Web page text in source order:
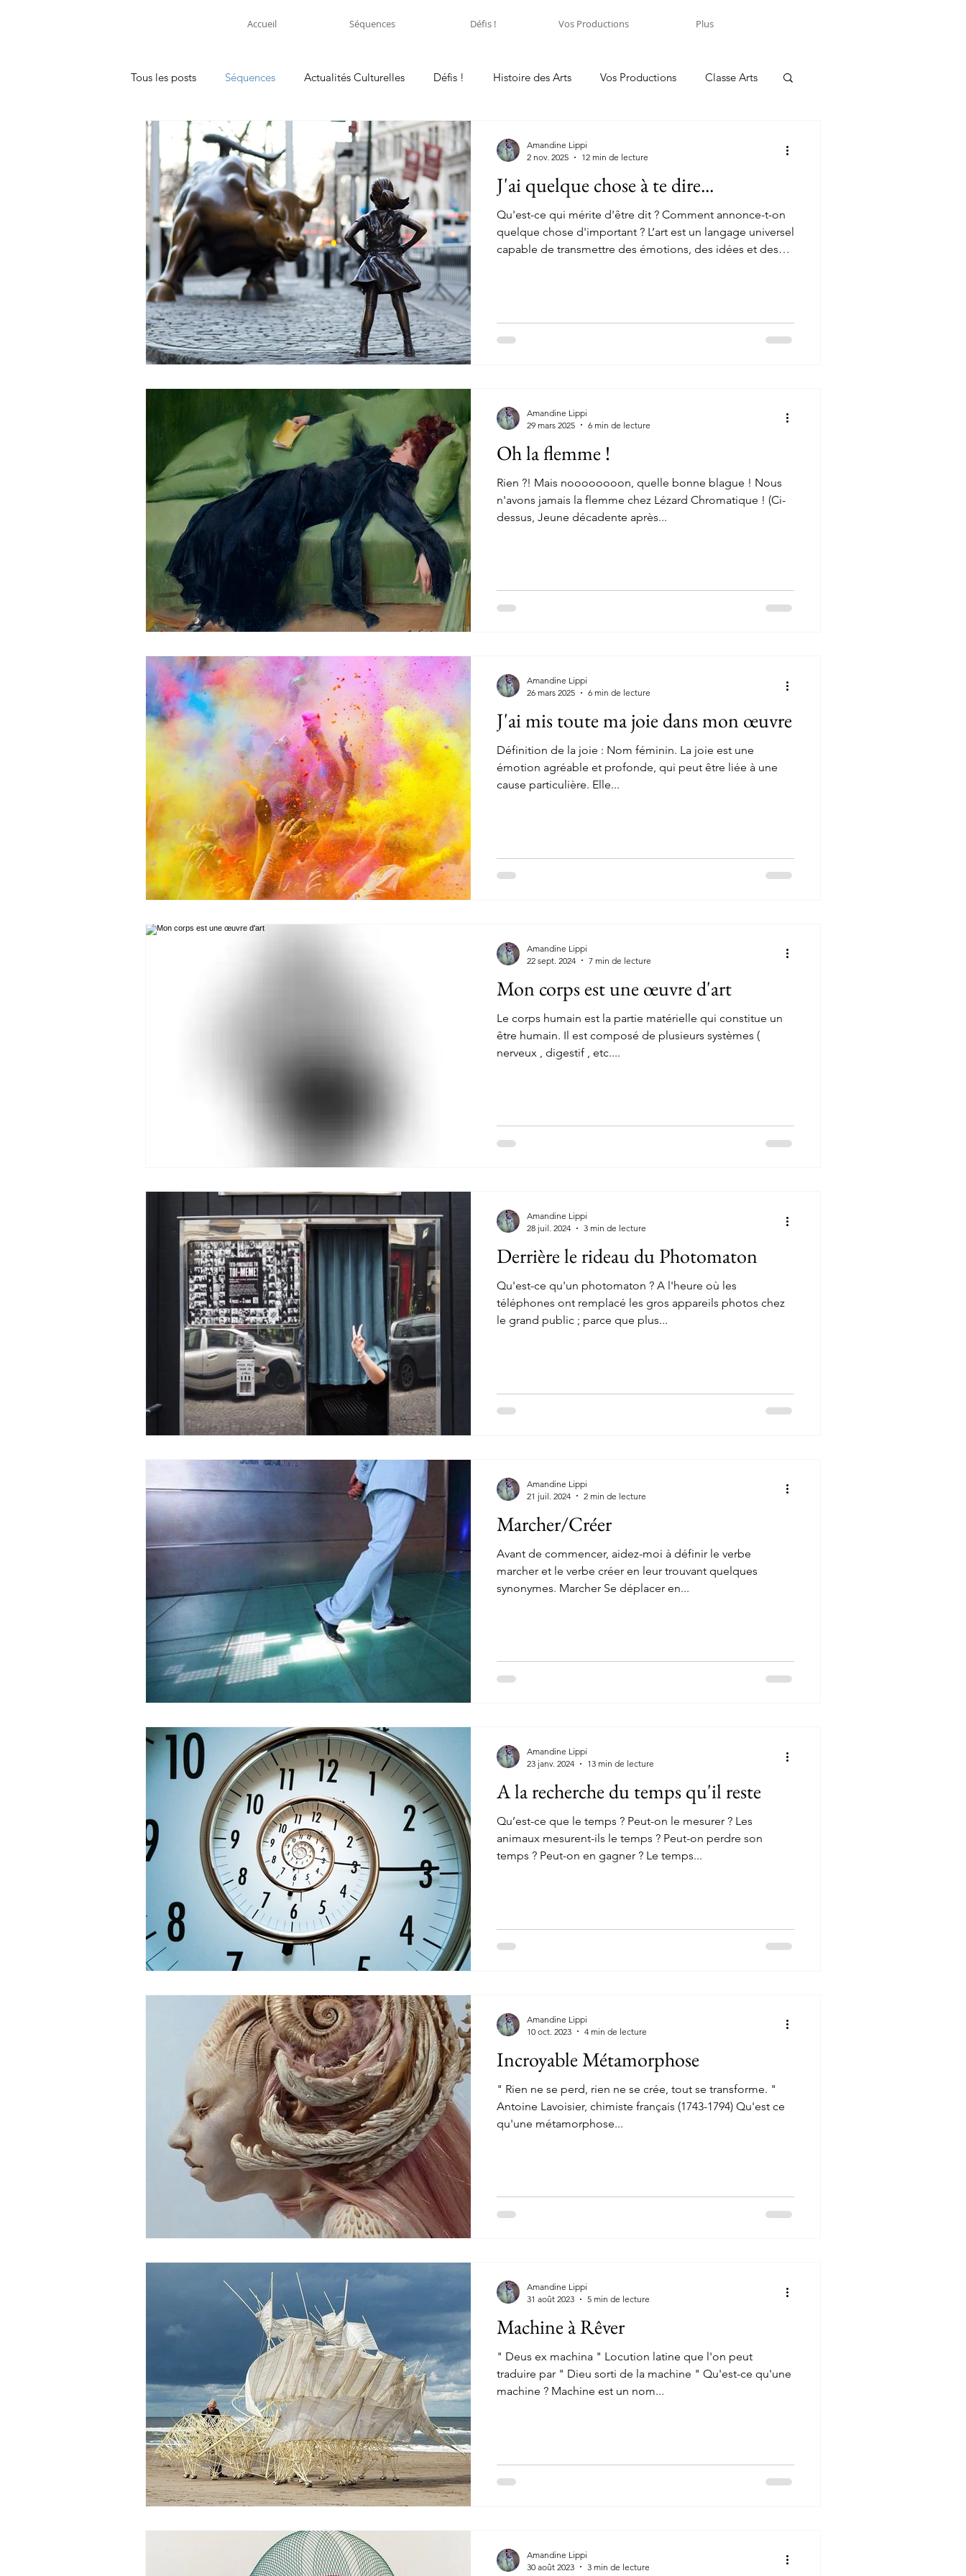
Accueil Séquences Défis ! Vos Productions Plus
Tous les posts Séquences Actualités Culturelles Défis ! Histoire des Arts Vos Productions Classe Arts
J'ai quelque chose à te dire...
Qu'est-ce qui mérite d'être dit ? Comment annonce-t-on
quelque chose d'important ? L’art est un langage universel
capable de transmettre des émotions, des idées et des
encore célébrer la beauté du monde. En touchant
Amandine Lippi
2 nov. 2025
12 min de lecture
Oh la flemme !
Rien ?! Mais noooooooon, quelle bonne blague ! Nous
n'avons jamais la flemme chez Lézard Chromatique ! (Ci-
dessus, Jeune décadente après...
Amandine Lippi
29 mars 2025
6 min de lecture
J'ai mis toute ma joie dans mon œuvre
Définition de la joie : Nom féminin. La joie est une
émotion agréable et profonde, qui peut être liée à une
cause particulière. Elle...
Amandine Lippi
26 mars 2025
6 min de lecture
Mon corps est une œuvre d'art
Le corps humain est la partie matérielle qui constitue un
être humain. Il est composé de plusieurs systèmes (
nerveux , digestif , etc....
Amandine Lippi
22 sept. 2024
7 min de lecture
Derrière le rideau du Photomaton
Qu'est-ce qu'un photomaton ? A l'heure où les
téléphones ont remplacé les gros appareils photos chez
le grand public ; parce que plus...
Amandine Lippi
28 juil. 2024
3 min de lecture
Marcher/Créer
Avant de commencer, aidez-moi à définir le verbe
marcher et le verbe créer en leur trouvant quelques
synonymes. Marcher Se déplacer en...
Amandine Lippi
21 juil. 2024
2 min de lecture
A la recherche du temps qu'il reste
Qu’est-ce que le temps ? Peut-on le mesurer ? Les
animaux mesurent-ils le temps ? Peut-on perdre son
temps ? Peut-on en gagner ? Le temps...
Amandine Lippi
23 janv. 2024
13 min de lecture
Incroyable Métamorphose
" Rien ne se perd, rien ne se crée, tout se transforme. "
Antoine Lavoisier, chimiste français (1743-1794) Qu'est ce
qu'une métamorphose...
Amandine Lippi
10 oct. 2023
4 min de lecture
Machine à Rêver
" Deus ex machina " Locution latine que l'on peut
traduire par " Dieu sorti de la machine " Qu'est-ce qu'une
machine ? Machine est un nom...
Amandine Lippi
31 août 2023
5 min de lecture
Amandine Lippi
30 août 2023
3 min de lecture